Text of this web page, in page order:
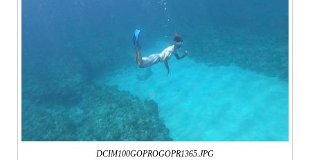
DCIM100GOPROGOPR1365.JPG